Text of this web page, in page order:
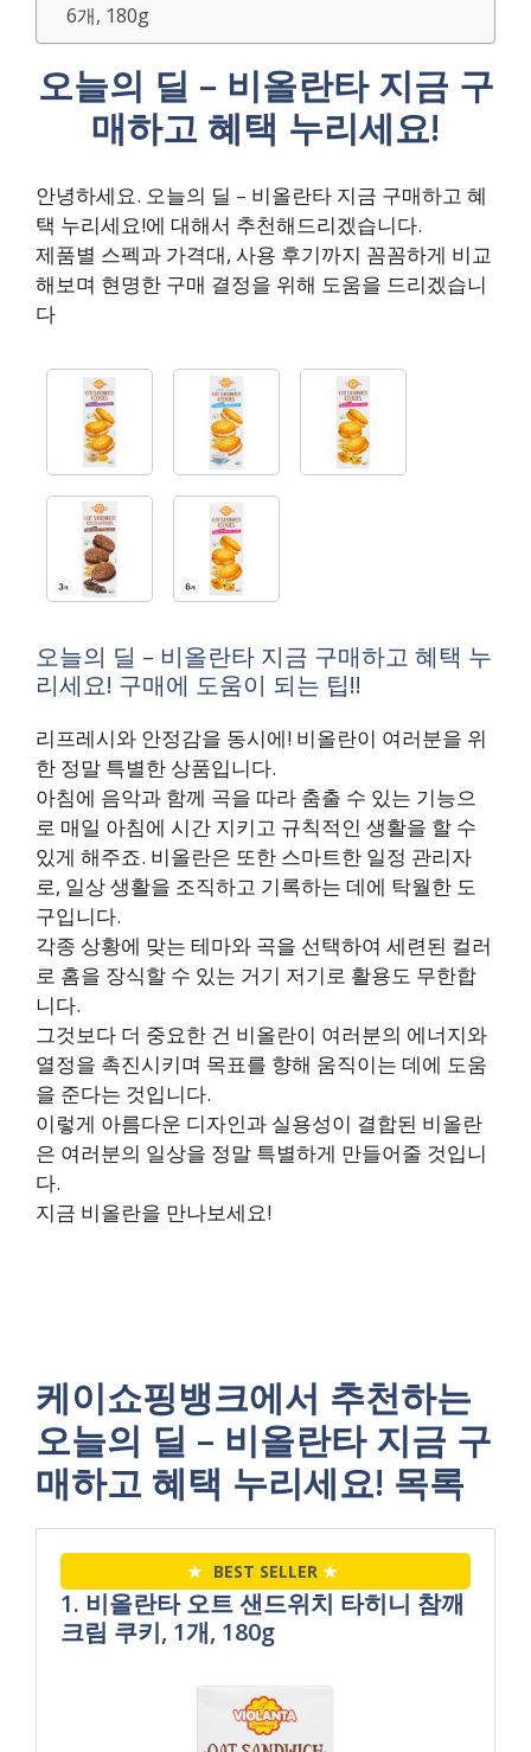
6개, 180g
오늘의 딜 – 비올란타 지금 구
매하고 혜택 누리세요!
안녕하세요. 오늘의 딜 – 비올란타 지금 구매하고 혜
택 누리세요!에 대해서 추천해드리겠습니다.
제품별 스펙과 가격대, 사용 후기까지 꼼꼼하게 비교
해보며 현명한 구매 결정을 위해 도움을 드리겠습니
다
오늘의 딜 – 비올란타 지금 구매하고 혜택 누
리세요! 구매에 도움이 되는 팁!!
리프레시와 안정감을 동시에! 비올란이 여러분을 위
한 정말 특별한 상품입니다.
아침에 음악과 함께 곡을 따라 춤출 수 있는 기능으
로 매일 아침에 시간 지키고 규칙적인 생활을 할 수
있게 해주죠. 비올란은 또한 스마트한 일정 관리자
로, 일상 생활을 조직하고 기록하는 데에 탁월한 도
구입니다.
각종 상황에 맞는 테마와 곡을 선택하여 세련된 컬러
로 홈을 장식할 수 있는 거기 저기로 활용도 무한합
니다.
그것보다 더 중요한 건 비올란이 여러분의 에너지와
열정을 촉진시키며 목표를 향해 움직이는 데에 도움
을 준다는 것입니다.
이렇게 아름다운 디자인과 실용성이 결합된 비올란
은 여러분의 일상을 정말 특별하게 만들어줄 것입니
다.
지금 비올란을 만나보세요!
케이쇼핑뱅크에서 추천하는
오늘의 딜 – 비올란타 지금 구
매하고 혜택 누리세요! 목록
★ BEST SELLER ★
1. 비올란타 오트 샌드위치 타히니 참깨
크림 쿠키, 1개, 180g